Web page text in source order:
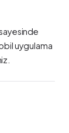
uygulama